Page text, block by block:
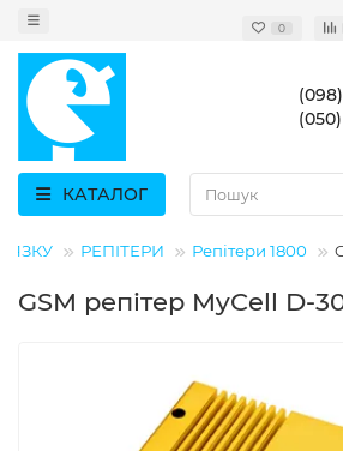
0
КАТАЛОГ
РЕПІТЕРИ Репітери 1800
GSM репітер MyCell D-